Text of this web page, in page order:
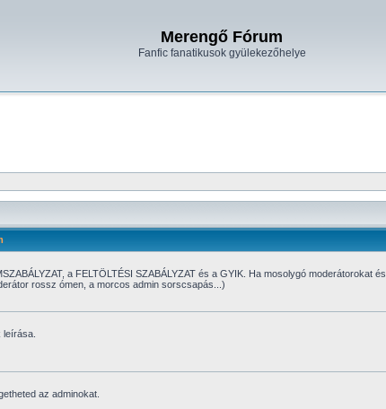
Merengő Fórum
Fanfic fanatikusok gyülekezőhelye
a FELTÖLTÉSI SZABÁLYZAT és a GYIK. Ha mosolygó moderátorokat és
rossz ómen, a morcos admin sorscsapás...)
leírása.
az adminokat.